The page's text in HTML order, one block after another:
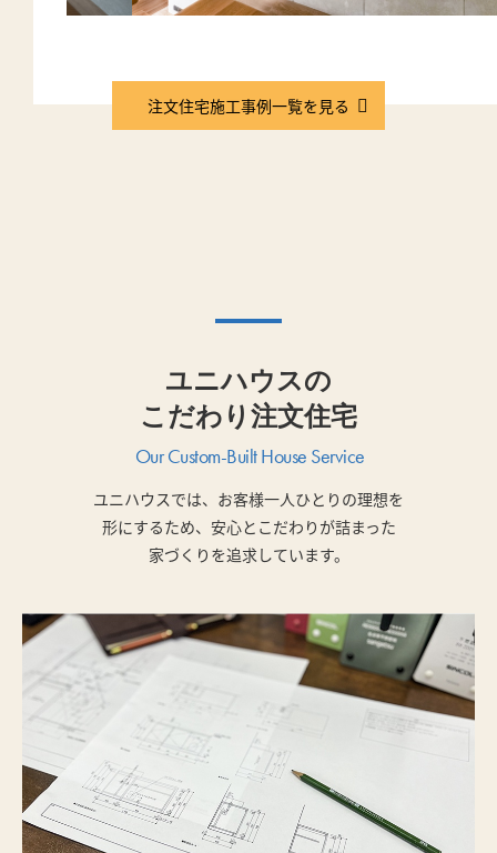
注文住宅施工事例一覧を見る
ユニハウスの
こだわり注文住宅
Our Custom-Built House Service
ユニハウスでは、お客様一人ひとりの理想を
形にするため、安心とこだわりが詰まった
家づくりを追求しています。